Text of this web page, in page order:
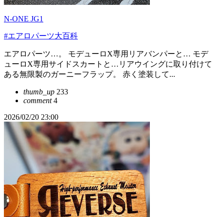
N-ONE JG1
#エアロパーツ大百科
エアロパーツ…。 モデューロX専用リアバンパーと… モデ
ューロX専用サイドスカートと…リアウイングに取り付けて
ある無限製のガーニーフラップ。 赤く塗装して...
thumb_up 233
comment4
2026/02/20 23:00